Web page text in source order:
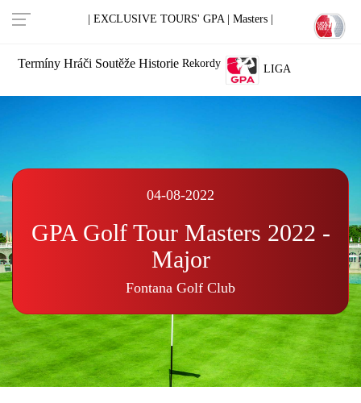
| EXCLUSIVE TOURS' GPA | Masters |
Termíny Hráči Soutěže Historie Rekordy LIGA
04-08-2022
GPA Golf Tour Masters 2022 -
Major
Fontana Golf Club